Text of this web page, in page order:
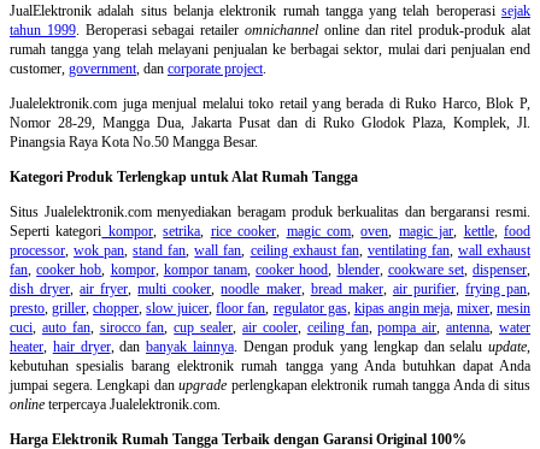
JualElektronik adalah situs belanja elektronik rumah tanggayang telah beroperasisejak
tahun 1999. Beroperasi sebagai retaileromnichannel online dan ritel produk-produk alat
rumah tangga yang telah melayani penjualan ke berbagai sektor, mulai dari penjualan end
customer, government, dan corporate project.
Jualelektronik.com juga menjual melalui toko retail yang berada di Ruko Harco, Blok P,
Nomor 28-29, Mangga Dua, Jakarta Pusat dan di Ruko Glodok Plaza, Komplek, Jl.
Pinangsia Raya Kota No.50 Mangga Besar.
Kategori Produk Terlengkap untuk Alat Rumah Tangga
Situs Jualelektronik.com menyediakan beragam produk berkualitas dan bergaransi resmi.
Seperti kategori kompor,setrika, rice cooker, magic com,oven, magic jar, kettle,food
processor,wok pan,stand fan,wall fan, ceiling exhaust fan, ventilating fan, wall exhaust
fan,cooker hob, kompor, kompor tanam,cooker hood, blender, cookware set,dispenser,
dish dryer,air fryer,multi cooker,noodle maker, bread maker, air purifier, frying pan,
presto,griller,chopper,slow juicer,floor fan, regulator gas, kipas angin meja, mixer,mesin
cuci, auto fan, sirocco fan,cup sealer,air cooler, ceiling fan,pompa air,antenna,water
heater, hair dryer, dan banyak lainnya. Dengan produk yang lengkap dan selalu update,
kebutuhan spesialis barang elektronik rumah tangga yang Anda butuhkan dapat Anda
jumpai segera. Lengkapi danupgrade perlengkapan elektronik rumah tangga Anda di situs
online terpercaya Jualelektronik.com.
Harga Elektronik Rumah Tangga Terbaik dengan Garansi Original 100%